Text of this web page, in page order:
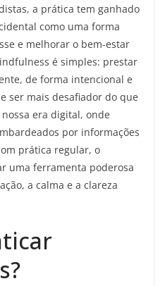
a prática tem ganhado
como uma forma
e melhorar o bem-estar
é simples: prestar
de forma intencional e
ser mais desafiador do que
era digital, onde
por informações
prática regular, o
uma ferramenta poderosa
a calma e a clareza